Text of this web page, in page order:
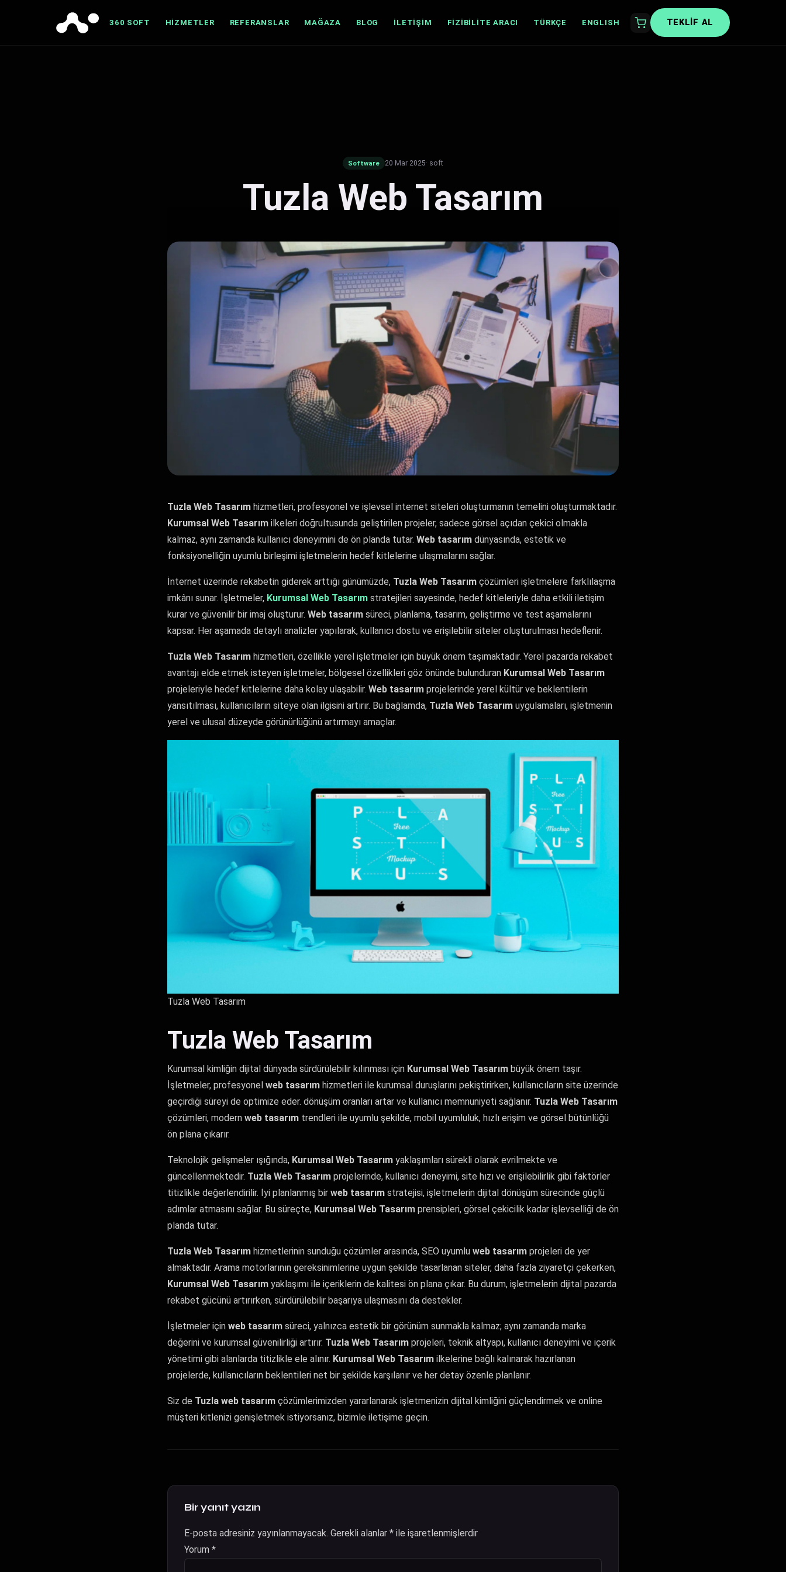
360 SOFT HIZMETLER REFERANSLAR MAĞAZA BLOG İLETIŞIM FIZIBILITE ARACI TÜRKÇE ENGLISH TEKLIF AL
Software 20 Mar 2025· soft
Tuzla Web Tasarım
Tuzla Web Tasarım hizmetleri, profesyonel ve işlevsel internet siteleri oluşturmanın temelini oluşturmaktadır.
Kurumsal Web Tasarım ilkeleri doğrultusunda geliştirilen projeler, sadece görsel açıdan çekici olmakla
kalmaz, aynı zamanda kullanıcı deneyimini de ön planda tutar. Web tasarım dünyasında, estetik ve
fonksiyonelliğin uyumlu birleşimi işletmelerin hedef kitlelerine ulaşmalarını sağlar.
İnternet üzerinde rekabetin giderek arttığı günümüzde, Tuzla Web Tasarım çözümleri işletmelere farklılaşma
imkânı sunar. İşletmeler, Kurumsal Web Tasarım stratejileri sayesinde, hedef kitleleriyle daha etkili iletişim
kurar ve güvenilir bir imaj oluşturur. Web tasarım süreci, planlama, tasarım, geliştirme ve test aşamalarını
kapsar. Her aşamada detaylı analizler yapılarak, kullanıcı dostu ve erişilebilir siteler oluşturulması hedeflenir.
Tuzla Web Tasarım hizmetleri, özellikle yerel işletmeler için büyük önem taşımaktadır. Yerel pazarda rekabet
avantajı elde etmek isteyen işletmeler, bölgesel özellikleri göz önünde bulunduran Kurumsal Web Tasarım
projeleriyle hedef kitlelerine daha kolay ulaşabilir. Web tasarım projelerinde yerel kültür ve beklentilerin
yansıtılması, kullanıcıların siteye olan ilgisini artırır. Bu bağlamda, Tuzla Web Tasarım uygulamaları, işletmenin
yerel ve ulusal düzeyde görünürlüğünü artırmayı amaçlar.
Tuzla Web Tasarım
Tuzla Web Tasarım
Kurumsal kimliğin dijital dünyada sürdürülebilir kılınması için Kurumsal Web Tasarım büyük önem taşır.
İşletmeler, profesyonel web tasarım hizmetleri ile kurumsal duruşlarını pekiştirirken, kullanıcıların site üzerinde
geçirdiği süreyi de optimize eder. dönüşüm oranları artar ve kullanıcı memnuniyeti sağlanır. Tuzla Web Tasarım
çözümleri, modern web tasarım trendleri ile uyumlu şekilde, mobil uyumluluk, hızlı erişim ve görsel bütünlüğü
ön plana çıkarır.
Teknolojik gelişmeler ışığında, Kurumsal Web Tasarım yaklaşımları sürekli olarak evrilmekte ve
güncellenmektedir. Tuzla Web Tasarım projelerinde, kullanıcı deneyimi, site hızı ve erişilebilirlik gibi faktörler
titizlikle değerlendirilir. İyi planlanmış bir web tasarım stratejisi, işletmelerin dijital dönüşüm sürecinde güçlü
adımlar atmasını sağlar. Bu süreçte, Kurumsal Web Tasarım prensipleri, görsel çekicilik kadar işlevselliği de ön
planda tutar.
Tuzla Web Tasarım hizmetlerinin sunduğu çözümler arasında, SEO uyumlu web tasarım projeleri de yer
almaktadır. Arama motorlarının gereksinimlerine uygun şekilde tasarlanan siteler, daha fazla ziyaretçi çekerken,
Kurumsal Web Tasarım yaklaşımı ile içeriklerin de kalitesi ön plana çıkar. Bu durum, işletmelerin dijital pazarda
rekabet gücünü artırırken, sürdürülebilir başarıya ulaşmasını da destekler.
İşletmeler için web tasarım süreci, yalnızca estetik bir görünüm sunmakla kalmaz; aynı zamanda marka
değerini ve kurumsal güvenilirliği artırır. Tuzla Web Tasarım projeleri, teknik altyapı, kullanıcı deneyimi ve içerik
yönetimi gibi alanlarda titizlikle ele alınır. Kurumsal Web Tasarım ilkelerine bağlı kalınarak hazırlanan
projelerde, kullanıcıların beklentileri net bir şekilde karşılanır ve her detay özenle planlanır.
Siz de Tuzla web tasarım çözümlerimizden yararlanarak işletmenizin dijital kimliğini güçlendirmek ve online
müşteri kitlenizi genişletmek istiyorsanız, bizimle iletişime geçin.
Bir yanıt yazın
E-posta adresiniz yayınlanmayacak. Gerekli alanlar * ile işaretlenmişlerdir
Yorum *